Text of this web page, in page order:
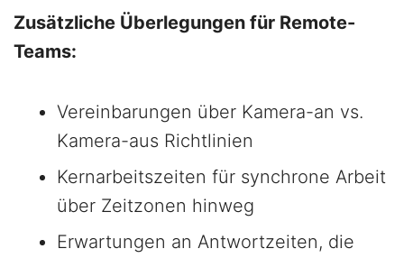
Zusätzliche Überlegungen für Remote-
Teams:
Vereinbarungen über Kamera-an vs.
Kamera-aus Richtlinien
Kernarbeitszeiten für synchrone Arbeit
über Zeitzonen hinweg
Erwartungen an Antwortzeiten, die